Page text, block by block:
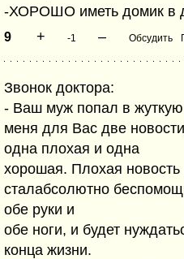
-ХОРОШО иметь домик в
9 + -1 – Обсудить
Звонок доктора:
- Ваш муж попал в жуткую
меня для Вас две
одна плохая и одна
хорошая. Плохая новость
сталабсолютно
обе руки и
обе ноги, и будет
конца жизни.